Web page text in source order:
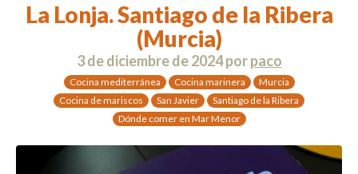
La Lonja. Santiago de la Ribera
(Murcia)
3 de diciembre de 2024porpaco
Cocina mediterránea Cocina marinera
Murcia
Cocina de mariscos
San Javier
Santiago de la Ribera
Dónde comer en Mar Menor